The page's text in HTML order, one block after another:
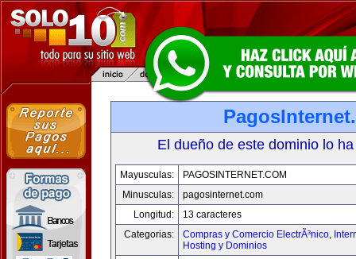
El dueño de este dominio lo
Mayusculas:
PAGOSINTERNET.COM
Minusculas:
pagosinternet.com
Longitud:
13 caracteres
Categorias:
Compras y Comercio ElectrÃ³nico,
Hosting y Dominios